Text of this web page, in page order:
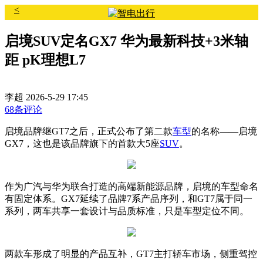
<
启境SUV定名GX7 华为最新科技+3米轴
距 pK理想L7
李超 2026-5-29 17:45
68条评论
启境品牌继GT7之后，正式公布了第二款车型的名称——启境
GX7，这也是该品牌旗下的首款大5座SUV。
作为广汽与华为联合打造的高端新能源品牌，启境的车型命名
有固定体系。GX7延续了品牌7系产品序列，和GT7属于同一
系列，两车共享一套设计与品质标准，只是车型定位不同。
两款车形成了明显的产品互补，GT7主打轿车市场，侧重驾控